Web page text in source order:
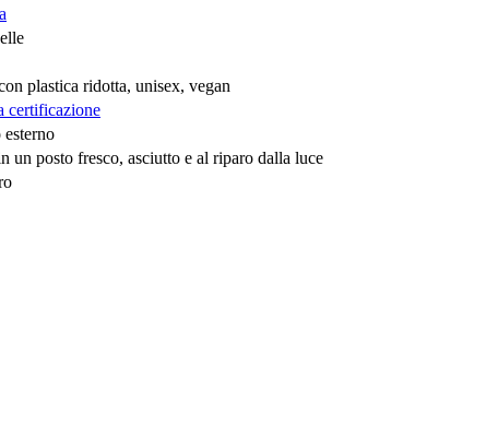
plastica ridotta, unisex, vegan
certificazione
esterno
un posto fresco, asciutto e al riparo dalla luce